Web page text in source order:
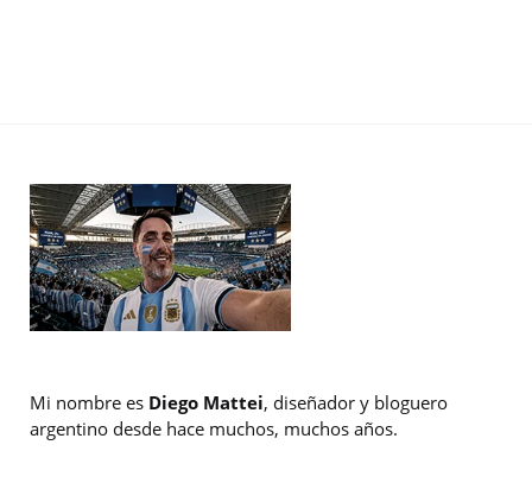
Mi nombre es Diego Mattei, diseñador y bloguero
argentino desde hace muchos, muchos años.